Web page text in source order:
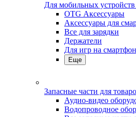
Для мобильных устройств
OTG Аксессуары
Аксессуары для
Все для зарядки
Держатели
Для игр на
Еще
Запасные части для
Аудио-видео
Водопроводное